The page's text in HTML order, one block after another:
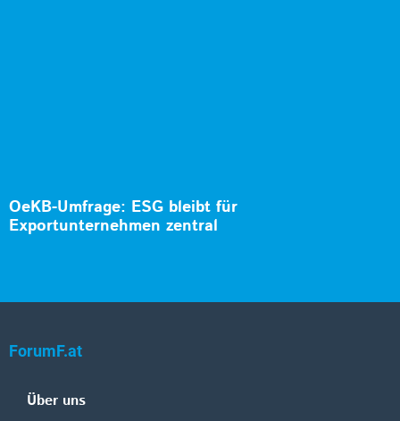
OeKB-Umfrage: ESG bleibt für
Exportunternehmen zentral
ForumF.at
Über uns